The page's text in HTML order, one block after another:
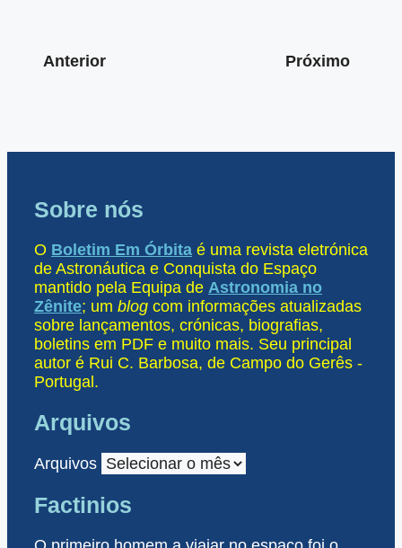
Anterior Próximo
Sobre nós
O Boletim Em Órbita é uma revista eletrónica
de Astronáutica e Conquista do Espaço
mantido pela Equipa de Astronomia no
Zênite; um blog com informações atualizadas
sobre lançamentos, crónicas, biografias,
boletins em PDF e muito mais. Seu principal
autor é Rui C. Barbosa, de Campo do Gerês -
Portugal.
Arquivos
Arquivos
Factinios